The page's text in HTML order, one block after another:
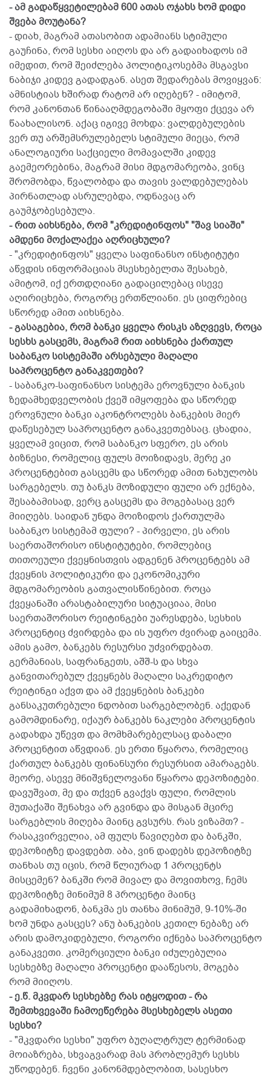
- ამ გადაწყვეტილებამ 600 ათას ოჯახს ხომ დიდი
შვება მოუტანა?
- დიახ, მაგრამ ათასობით ადამიანს სტიმული
გაუჩინა, რომ სესხი აიღოს და არ გადაიხადოს იმ
იმედით, რომ შეიძლება პოლიტიკოსებმა მსგავსი
ნაბიჯი კიდევ გადადგან. ასეთ შედარებას მოვიყვან:
ამნისტიას ხშირად რატომ არ იღებენ? - იმიტომ,
რომ კანონთან წინააღმდეგობაში მყოფი ქცევა არ
წაახალისონ. აქაც იგივე მოხდა: ვალდებულების
ვერ თუ არშემსრულებელს სტიმული მიეცა, რომ
ანალოგიური საქციელი მომავალში კიდევ
გაემეორებინა, მაგრამ მისი მდგომარეობა, ვინც
შრომობდა, წვალობდა და თავის ვალდებულებას
პირნათლად ასრულებდა, ოდნავაც არ
გაუმჯობესებულა.
- რით აიხსნება, რომ "კრედიტინფოს" "შავ სიაში"
ამდენი მოქალაქეა აღრიცხული?
- "კრედიტინფოს" ყველა საფინანსო ინსტიტუტი
აწვდის ინფორმაციას მსესხებელთა შესახებ,
ამიტომ, იქ ერთდღიანი გადაცილებაც ისევე
აღირიცხება, როგორც ერთწლიანი. ეს ციფრებიც
სწორედ ამით აიხსნება.
- გასაგებია, რომ ბანკი ყველა რისკს აზღვევს, როცა
სესხს გასცემს, მაგრამ რით აიხსნება ქართულ
საბანკო სისტემაში არსებული მაღალი
საპროცენტო განაკვეთები?
- საბანკო-საფინანსო სისტემა ეროვნული ბანკის
ზედამხედველობის ქვეშ იმყოფება და სწორედ
ეროვნული ბანკი აკონტროლებს ბანკების მიერ
დაწესებულ საპროცენტო განაკვეთებსაც. ცხადია,
ყველამ ვიცით, რომ საბანკო სფერო, ეს არის
ბიზნესი, რომელიც ფულს მოიზიდავს, მერე კი
პროცენტებით გასცემს და სწორედ ამით ნახულობს
სარგებელს. თუ ბანკს მოზიდული ფული არ ექნება,
შესაბამისად, ვერც გასცემს და მოგებასაც ვერ
მიიღებს. საიდან უნდა მოიზიდოს ქართულმა
საბანკო სისტემამ ფული? - პირველი, ეს არის
საერთაშორისო ინსტიტუტები, რომლებიც
თითოეული ქვეყნისთვის ადგენენ პროცენტებს ამ
ქვეყნის პოლიტიკური და ეკონომიკური
მდგომარეობის გათვალისწინებით. როცა
ქვეყანაში არასტაბილური სიტუაციაა, მისი
საერთაშორისო რეიტინგები უარესდება, სესხის
პროცენტიც ძვირდება და ის უფრო ძვირად გაიცემა.
ამის გამო, ბანკებს რესურსი უძვირდებათ.
გერმანიას, საფრანგეთს, აშშ-ს და სხვა
განვითარებულ ქვეყნებს მაღალი საკრედიტო
რეიტინგი აქვთ და ამ ქვეყნების ბანკები
განსაკუთრებული ნდობით სარგებლობენ. აქედან
გამომდინარე, იქაურ ბანკებს ნაკლები პროცენტის
გადახდა უწევთ და მომხმარებელსაც დაბალი
პროცენტით აწვდიან. ეს ერთი წყაროა, რომელიც
ქართულ ბანკებს ფინანსური რესურსით ამარაგებს.
მეორე, ასევე მნიშვნელოვანი წყაროა დეპოზიტები.
დავუშვათ, მე და თქვენ გვაქვს ფული, რომლის
მუთაქაში შენახვა არ გვინდა და მისგან მცირე
სარგებლის მიღება მაინც გვსურს. რას ვიზამთ? -
რასაკვირველია, ამ ფულს წავიღებთ და ბანკში,
დეპოზიტზე დავდებთ. აბა, ვინ დადებს დეპოზიტზე
თანხას თუ იცის, რომ წლიურად 1 პროცენტს
მისცემენ? ბანკში რომ მივალ და მოვითხოვ, ჩემს
დეპოზიტზე მინიმუმ 8 პროცენტი მაინც
გადამიხადონ, ბანკმა ეს თანხა მინიმუმ, 9-10%-ში
ხომ უნდა გასცეს? ანუ ბანკების კეთილ ნებაზე არ
არის დამოკიდებული, როგორი იქნება საპროცენტო
განაკვეთი. კომერციული ბანკი იძულებულია
სესხებზე მაღალი პროცენტი დააწესოს, მოგება
რომ მიიღოს.
- ე.წ. მკვდარ სესხებზე რას იტყოდით - რა
შემთხვევაში ჩამოეწერება მსესხებელს ასეთი
სესხი?
- "მკვდარი სესხი" უფრო ბუღალტრულ ტერმინად
მოიაზრება, სხვაგვარად მას პრობლემურ სესხს
უწოდებენ. ჩვენი კანონმდებლობით, სასესხო